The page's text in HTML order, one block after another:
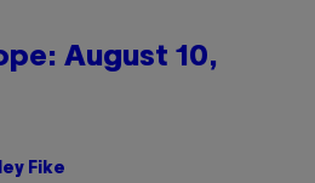
August 10,
Fike